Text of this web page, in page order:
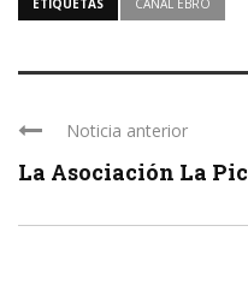
ETIQUETAS CANAL EBRO
Noticia anterior
La Asociación La